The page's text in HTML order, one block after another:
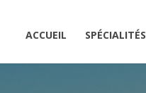
ACCUEIL SPÉCIALITÉS